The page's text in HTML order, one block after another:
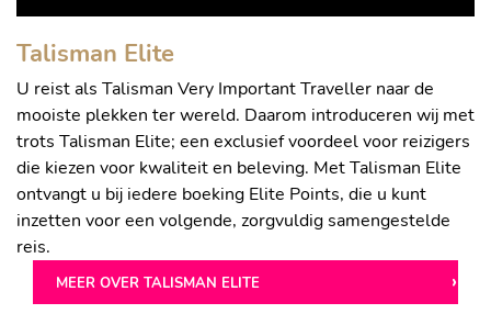
Talisman Elite
U reist als Talisman Very Important Traveller naar de
mooiste plekken ter wereld. Daarom introduceren wij met
trots Talisman Elite; een exclusief voordeel voor reizigers
die kiezen voor kwaliteit en beleving. Met Talisman Elite
ontvangt u bij iedere boeking Elite Points, die u kunt
inzetten voor een volgende, zorgvuldig samengestelde
reis.
MEER OVER TALISMAN ELITE